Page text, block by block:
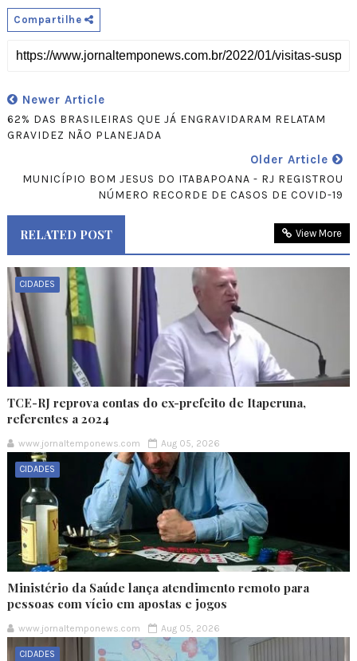
Compartilhe
Newer Article
62% DAS BRASILEIRAS QUE JÁ ENGRAVIDARAM RELATAM
GRAVIDEZ NÃO PLANEJADA
Older Article
MUNICÍPIO BOM JESUS DO ITABAPOANA - RJ REGISTROU
NÚMERO RECORDE DE CASOS DE COVID-19
RELATED POST View More
CIDADES
TCE-RJ reprova contas do ex-prefeito de Itaperuna,
referentes a 2024
www.jornaltemponews.com Aug 05, 2026
CIDADES
Ministério da Saúde lança atendimento remoto para
pessoas com vício em apostas e jogos
www.jornaltemponews.com Aug 05, 2026
CIDADES